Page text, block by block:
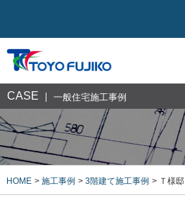
CASE 一般住宅施工事例
HOME 施工事例 3階建て施工事例 Ｔ様邸